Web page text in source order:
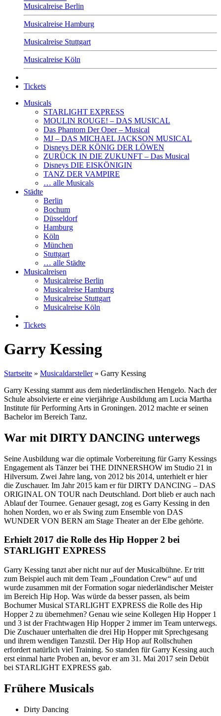
Musicalreise Berlin
Musicalreise Hamburg
Musicalreise Stuttgart
Musicalreise Köln
Tickets
Musicals
STARLIGHT EXPRESS
MOULIN ROUGE! – DAS MUSICAL
Das Phantom Der Oper – Musical
MJ – DAS MICHAEL JACKSON MUSICAL
Disneys DER KÖNIG DER LÖWEN
ZURÜCK IN DIE ZUKUNFT – Das Musical
Disneys DIE EISKÖNIGIN
TANZ DER VAMPIRE
… alle Musicals
Städte
Berlin
Bochum
Düsseldorf
Hamburg
Köln
München
Stuttgart
… alle Städte
Musicalreisen
Musicalreise Berlin
Musicalreise Hamburg
Musicalreise Stuttgart
Musicalreise Köln
Tickets
Garry Kessing
Startseite » Musicaldarsteller» Garry Kessing
Garry Kessing stammt aus dem niederländischen Hengelo. Nach der
Schule absolvierte er eine vierjährige Ausbildung am Lucia Martha
Institute für Performing Arts in Groningen. 2012 machte er seinen
Bachelor im Bereich Tanz.
War mit DIRTY DANCING unterwegs
Seine Ausbildung war die optimale Vorbereitung für Garry Kessings
Engagement als Tänzer bei THE DINNERSHOW im Studio 21 in
Hilversum. Zwei Jahre lang, von 2012 bis 2014, unterhielt er hier
die Zuschauer. Im Jahr 2015 kam er für DIRTY DANCING – DAS
ORIGINAL ON TOUR nach Deutschland. Dort blieb er auch nach
Ablauf der Tournee. Genauer gesagt, zog es Garry Kessing in den
hohen Norden, wo er als Swing zum Ensemble von DAS
WUNDER VON BERN am Stage Theater an der Elbe gehörte.
Erhielt 2017 die Rolle des Hip Hopper 2 bei
STARLIGHT EXPRESS
Garry Kessing tanzt aber nicht nur auf der Musicalbühne. Er tritt
zum Beispiel auch mit dem Team „Foundation Crew“ auf und
wurde zusammen mit der Formation sogar niederländischer Meister
im Bereich Hip Hop. Was würde da besser passen, als beim
Bochumer Musical STARLIGHT EXPRESS die Rolle des Hip
Hopper 2 zu übernehmen? Genau wie seine Kollegen Hip Hopper 1
und 3 ist der Frachtwagen Hip Hopper 2 immer im Team unterwegs.
Die Zuschauer unterhalten die drei Hip Hopper mit Sprechgesang
und ihrem wendigen Tanzstil. Der Hip Hop auf Rollschuhen
erfordert natürlich viel Training. So standen für Garry Kessing auch
erst einmal harte Proben an, bevor er am 31. Mai 2017 sein Debüt
bei STARLIGHT EXPRESS gab.
Frühere Musicals
Dirty Dancing